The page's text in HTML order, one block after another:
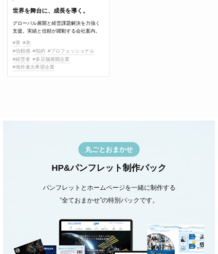
世界を舞台に、成長を導く。
グローバル展開と経営課題解決を力強く
支援。実績と信頼が躍動する会社案内。
#青 #灰
#信頼感 #知的 #プロフェッショナル
#経営者 #多店舗展開企業
#海外進出希望企業
丸ごとおまかせ
HP&パンフレット制作パック
パンフレットとホームページを一緒に制作する
“全ておまかせ”の特別パックです。